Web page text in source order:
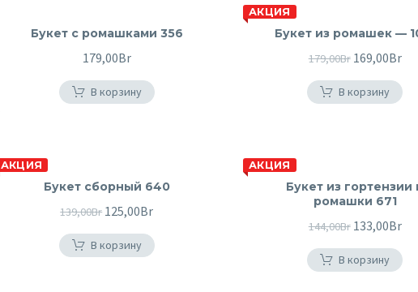
Букет c ромашками 356
179,00Br
В корзину
АКЦИЯ
Букет из ромашек —
179,00Br
цена
составляла
169,00Br
В корзину
АКЦИЯ
Букет сборный 640
139,00Br Первоначальная
цена
составляла
125,00Br
125,00Br.
В корзину
АКЦИЯ
Букет из гортензии
ромашки 671
144,00Br
цена
составляла
133,00Br
В корзину